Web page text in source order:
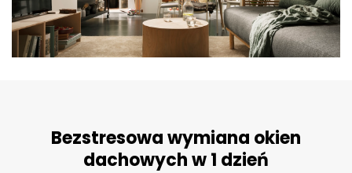
Bezstresowa wymiana okien
dachowych w 1 dzień